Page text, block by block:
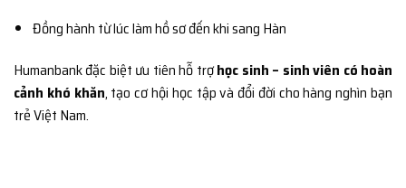
Đồng hành từ lúc làm hồ sơ đến khi sang Hàn
Humanbank đặc biệt ưu tiên hỗ trợhọc sinh – sinh viên có hoàn
cảnh khó khăn, tạo cơ hội học tập và đổi đời cho hàng nghìn bạn
trẻ Việt Nam.